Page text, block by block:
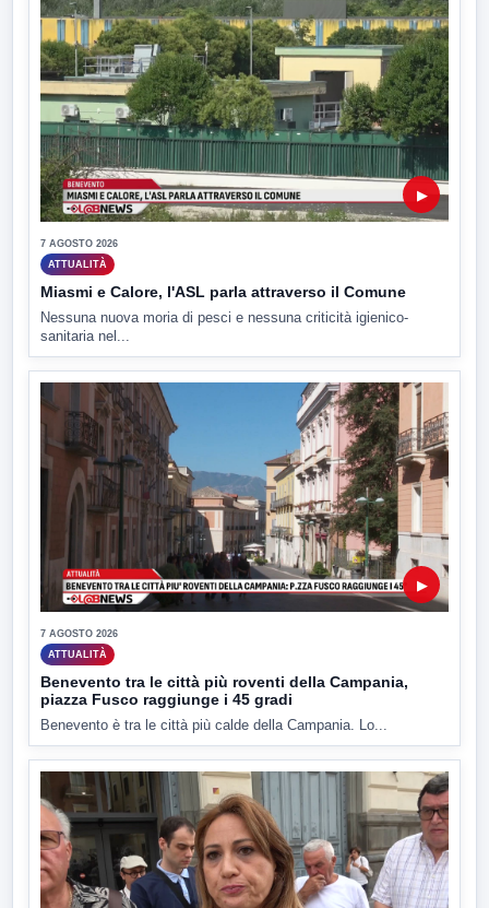
▶
7 AGOSTO 2026
ATTUALITÀ
Miasmi e Calore, l'ASL parla attraverso il Comune
Nessuna nuova moria di pesci e nessuna criticità igienico-
sanitaria nel...
▶
7 AGOSTO 2026
ATTUALITÀ
Benevento tra le città più roventi della Campania,
piazza Fusco raggiunge i 45 gradi
Benevento è tra le città più calde della Campania. Lo...